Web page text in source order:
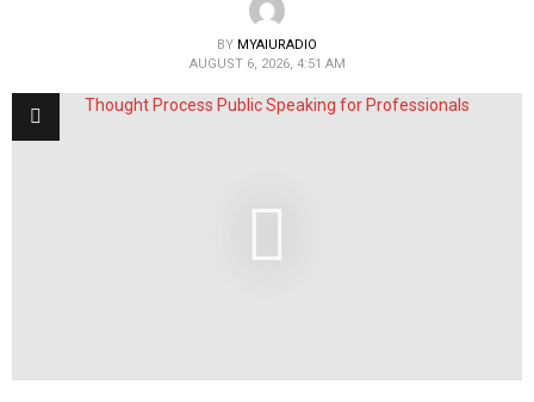
BY MYAIURADIO
AUGUST 6, 2026, 4:51 AM